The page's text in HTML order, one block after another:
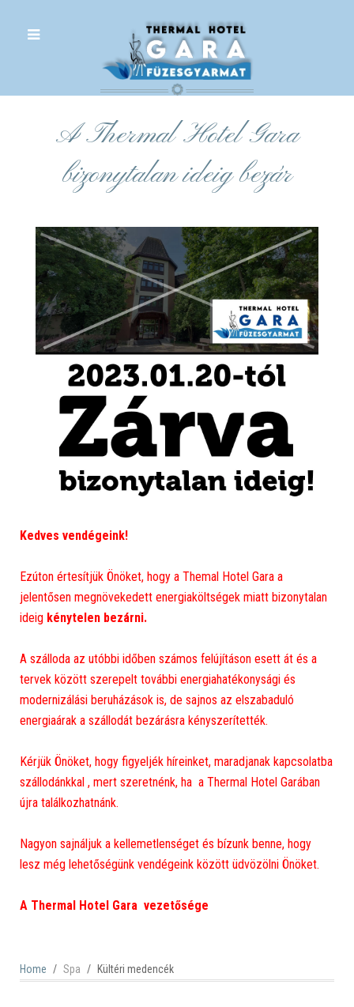
A Thermal Hotel Gara
bizonytalan ideig bezár
Kedves vendégeink!
Ezúton értesítjük Önöket, hogy a Themal Hotel Gara a
jelentősen megnövekedett energiaköltségek miatt bizonytalan
ideig kénytelen bezárni.
A szálloda az utóbbi időben számos felújításon esett át és a
tervek között szerepelt további energiahatékonysági és
modernizálási beruházások is, de sajnos az elszabaduló
energiaárak a szállodát bezárásra kényszerítették.
Kérjük Önöket, hogy figyeljék híreinket, maradjanak kapcsolatba
szállodánkkal , mert szeretnénk, ha a Thermal Hotel Garában
újra találkozhatnánk.
Nagyon sajnáljuk a kellemetlenséget és bízunk benne, hogy
lesz még lehetőségünk vendégeink között üdvözölni Önöket.
A Thermal Hotel Gara vezetősége
Home Spa Kültéri medencék